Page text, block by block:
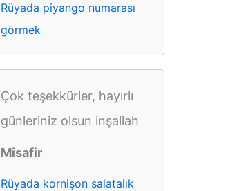
Rüyada piyango numarası
görmek
Çok teşekkürler, hayırlı
günleriniz olsun inşallah
Misafir
Rüyada kornişon salatalık